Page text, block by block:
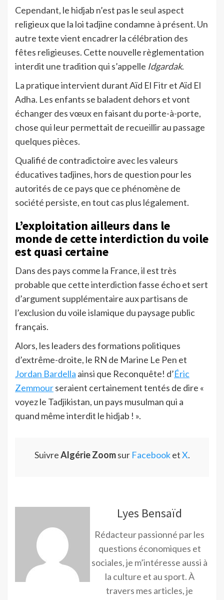
Cependant, le hidjab n’est pas le seul aspect
religieux que la loi tadjine condamne à présent. Un
autre texte vient encadrer la célébration des
fêtes religieuses. Cette nouvelle règlementation
interdit une tradition qui s’appelle Idgardak.
La pratique intervient durant Aïd El Fitr et Aïd El
Adha. Les enfants se baladent dehors et vont
échanger des vœux en faisant du porte-à-porte,
chose qui leur permettait de recueillir au passage
quelques pièces.
Qualifié de contradictoire avec les valeurs
éducatives tadjines, hors de question pour les
autorités de ce pays que ce phénomène de
société persiste, en tout cas plus légalement.
L’exploitation ailleurs dans le
monde de cette interdiction du voile
est quasi certaine
Dans des pays comme la France, il est très
probable que cette interdiction fasse écho et sert
d’argument supplémentaire aux partisans de
l’exclusion du voile islamique du paysage public
français.
Alors, les leaders des formations politiques
d’extrême-droite, le RN de Marine Le Pen et
Jordan Bardella ainsi que Reconquête! d’Éric
Zemmourseraient certainement tentés de dire «
voyez le Tadjikistan, un pays musulman qui a
quand même interdit le hidjab ! ».
SuivreAlgérie Zoomsur FacebooketX.
Lyes Bensaïd
Rédacteur passionné par les
questions économiques et
sociales, je m’intéresse aussi à
la culture et au sport. À
travers mes articles, je